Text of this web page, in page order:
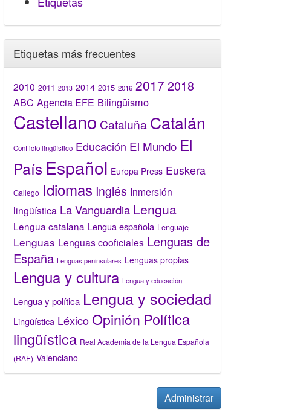
Etiquetas más frecuentes
2010 2011 2013 2014 2015 2016 2017 2018
ABC Agencia EFE Bilingüismo
Castellano Cataluña Catalán
Conflicto lingüístico Educación El Mundo El
País Español Europa Press Euskera
Gallego Idiomas Inglés Inmersión
lingüística La Vanguardia Lengua
Lengua catalana Lengua española Lenguaje
Lenguas Lenguas cooficiales Lenguas de
España Lenguas peninsulares Lenguas propias
Lengua y cultura Lengua y educación
Lengua y política Lengua y sociedad
Lingüística LéxicoOpinión Política
lingüística Real Academia de la Lengua Española
(RAE) Valenciano
Administrar